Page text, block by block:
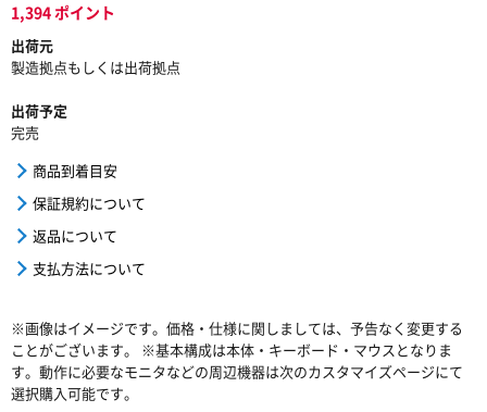
1,394 ポイント
出荷元
製造拠点もしくは出荷拠点
出荷予定
完売
商品到着目安
保証規約について
返品について
支払方法について
※画像はイメージです。価格・仕様に関しましては、予告なく変更する
ことがございます。 ※基本構成は本体・キーボード・マウスとなりま
す。動作に必要なモニタなどの周辺機器は次のカスタマイズページにて
選択購入可能です。